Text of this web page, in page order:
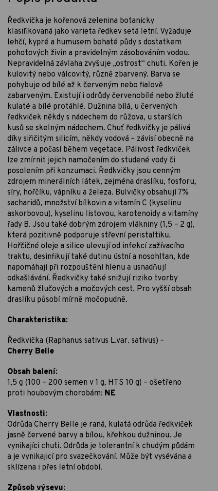
Ředkvička je kořenová zelenina botanicky
klasifikovaná jako varieta ředkev setá letní. Vyžaduje
lehčí, kypré a humusem bohaté půdy s dostatkem
pohotových živin a pravidelným zásobováním vodou.
Nepravidelná závlaha zvyšuje „ostrost“ chuti. Kořen je
kulovitý nebo válcovitý, různě zbarvený. Barva se
pohybuje od bílé až k červeným nebo fialově
zabarveným. Existují i odrůdy červenobílé nebo žluté
kulaté a bílé protáhlé. Dužnina bílá, u červených
ředkviček někdy s nádechem do růžova, u starších
kusů se skelným nádechem. Chuť ředkvičky je pálivá
díky siřičitým silicím, někdy vodová – závisí obecně na
zálivce a počasí během vegetace. Pálivost ředkviček
lze zmírnit jejich namočením do studené vody či
posolením při konzumaci. Ředkvičky jsou cenným
zdrojem minerálních látek, zejména draslíku, fosforu,
síry, hořčíku, vápníku a železa. Bulvičky obsahují 7%
sacharidů, množství bílkovin a vitamín C (kyselinu
askorbovou), kyselinu listovou, karotenoidy a vitamíny
řady B. Jsou také dobrým zdrojem vlákniny (1,5 – 2 g),
která pozitivně podporuje střevní peristaltiku.
Hořčičné oleje a silice ulevují od infekcí zažívacího
traktu, desinfikují také dutinu ústní a nosohltan, kde
napomáhají při rozpouštění hlenu a usnadňují
odkašlávání. Ředkvičky také snižují riziko tvorby
kamenů žlučových a močových cest. Pro vyšší obsah
draslíku působí mírně močopudně.
Charakteristika:
Ředkvička (Raphanus sativus L.var. sativus) –
Cherry Belle
Obsah balení:
1,5 g (100 – 200 semen v 1 g, HTS 10 g) – ošetřeno
proti houbovým chorobám: NE
Vlastnosti:
Odrůda Cherry Belle je raná, kulatá odrůda ředkviček
jasně červené barvy a bílou, křehkou dužninou. Je
vynikajíci chuti. Odrůda je tolerantní k chudým půdám
a je vynikajicí pro svazečkování. Může být vysévána a
sklízena i přes letní období.
Způsob výsevu: